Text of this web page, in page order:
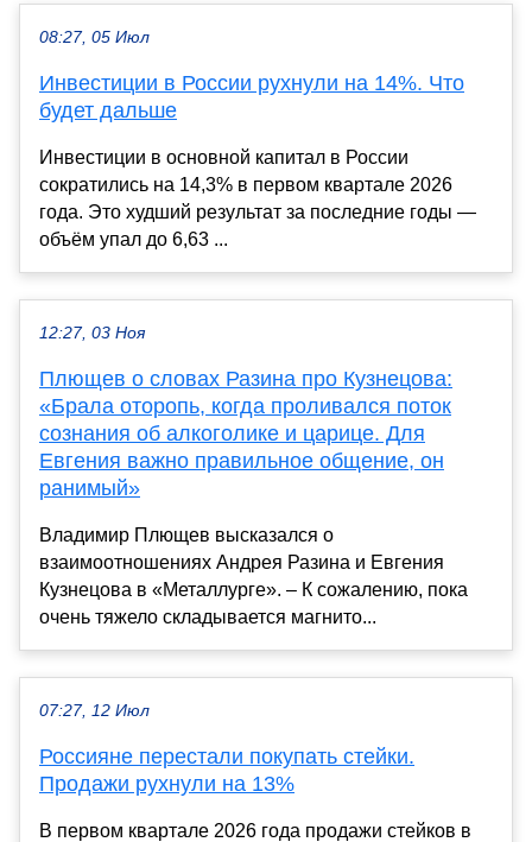
08:27, 05 Июл
Инвестиции в России рухнули на 14%. Что
будет дальше
Инвестиции в основной капитал в России
сократились на 14,3% в первом квартале 2026
года. Это худший результат за последние годы —
объём упал до 6,63 ...
12:27, 03 Ноя
Плющев о словах Разина про Кузнецова:
«Брала оторопь, когда проливался поток
сознания об алкоголике и царице. Для
Евгения важно правильное общение, он
ранимый»
Владимир Плющев высказался о
взаимоотношениях Андрея Разина и Евгения
Кузнецова в «Металлурге». – К сожалению, пока
очень тяжело складывается магнито...
07:27, 12 Июл
Россияне перестали покупать стейки.
Продажи рухнули на 13%
В первом квартале 2026 года продажи стейков в